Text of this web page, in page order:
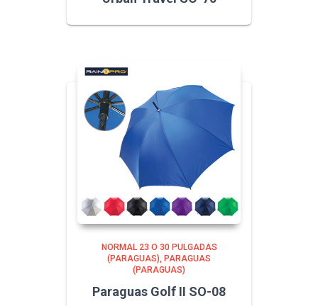
NORMAL 23 O 30 PULGADAS
(PARAGUAS)
PARAGUAS
(PARAGUAS)
Paraguas Golf II SO-08